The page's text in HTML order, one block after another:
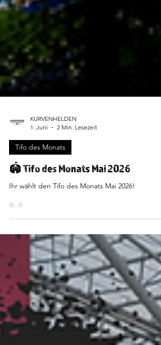
KURVENHELDEN
1. Juni
2 Min. Lesezeit
Tifo des Monats
🏟️ Tifo des Monats Mai 2026
Ihr wählt den Tifo des Monats Mai 2026!